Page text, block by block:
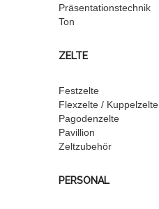
Präsentationstechnik
Ton
ZELTE
Festzelte
Flexzelte / Kuppelzelte
Pagodenzelte
Pavillion
Zeltzubehör
PERSONAL